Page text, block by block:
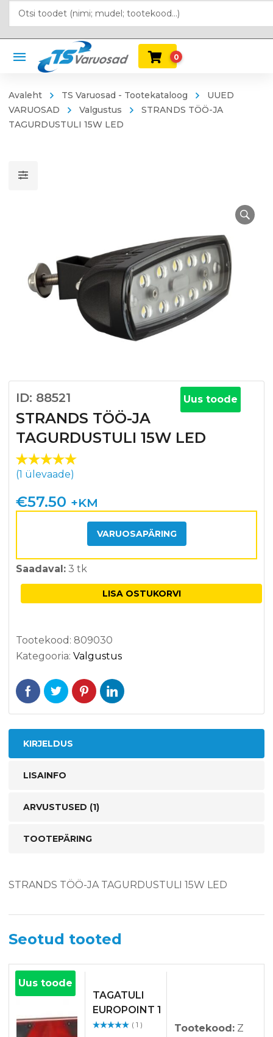
0
Avaleht TS Varuosad - Tootekataloog
UUED
VARUOSAD
Valgustus
STRANDS TÖÖ-JA
TAGURDUSTULI 15W LED
ID: 88521
STRANDS TÖÖ-JA
TAGURDUSTULI 15W LED
Uus toode
Hinnatud
5.00
1
kliendi
hinnangu
(1 ülevaade)
€57.50 +KM
VARUOSAPÄRING
Saadaval: 3 tk
LISA OSTUKORVI
Tootekood: 809030
Kategooria: Valgustus
KIRJELDUS
LISAINFO
ARVUSTUSED (1)
TOOTEPÄRING
STRANDS TÖÖ-JA TAGURDUSTULI 15W LED
Seotud tooted
Uus toode
TAGATULI
EUROPOINT 1
VASAK ( 1 ) Tootekood: Z